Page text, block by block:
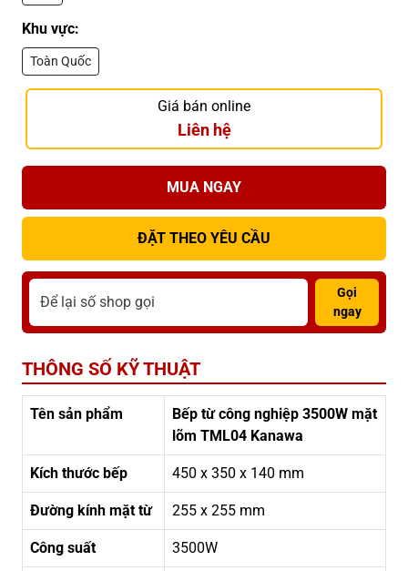
Khu vực:
Toàn Quốc
Giá bán online
Liên hệ
MUA NGAY
ĐẶT THEO YÊU CẦU
Gọi
ngay
THÔNG SỐ KỸ THUẬT
Tên sản phẩm
Bếp từ công nghiệp 3500W mặt
lõm TML04 Kanawa
Kích thước bếp 450 x 350 x 140 mm
Đường kính mặt từ 255 x 255 mm
Công suất 3500W